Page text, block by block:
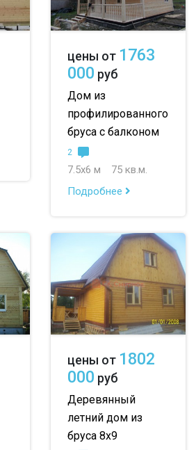
цены от 1763
000 руб
Дом из
профилированного
бруса с балконом
2
7.5х6 м
75 кв.м.
Подробнее
цены от 1802
000 руб
Деревянный
летний дом из
бруса 8х9